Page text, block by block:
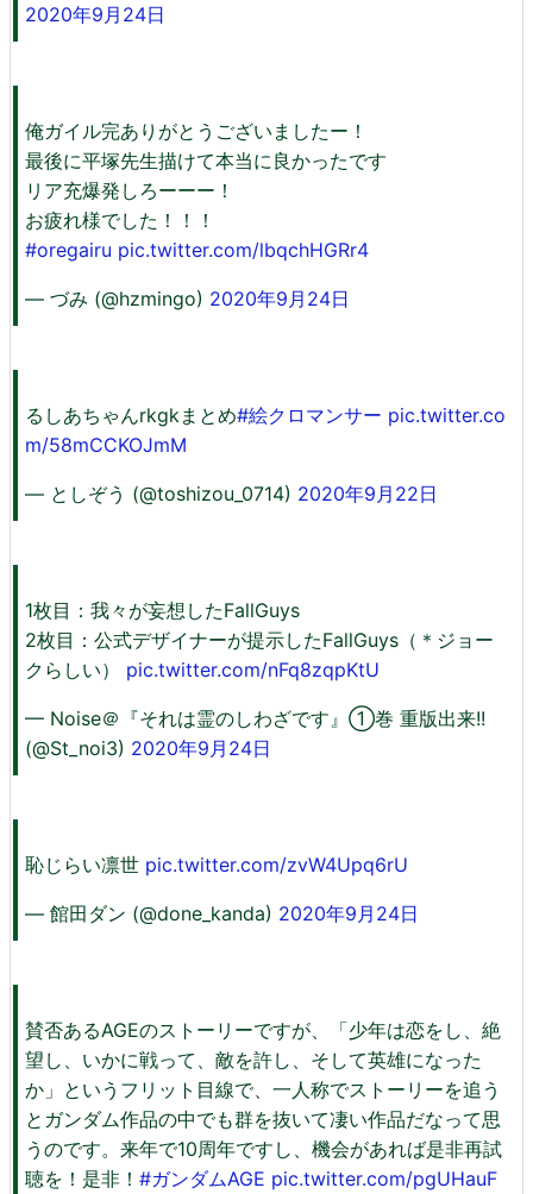
2020年9月24日
俺ガイル完ありがとうございましたー！
最後に平塚先生描けて本当に良かったです
リア充爆発しろーーー！
お疲れ様でした！！！
#oregairu pic.twitter.com/lbqchHGRr4
— づみ (@hzmingo) 2020年9月24日
るしあちゃんrkgkまとめ#絵クロマンサー pic.twitter.co
m/58mCCKOJmM
— としぞう (@toshizou_0714) 2020年9月22日
1枚目：我々が妄想したFallGuys
2枚目：公式デザイナーが提示したFallGuys（＊ジョー
クらしい） pic.twitter.com/nFq8zqpKtU
— Noise＠『それは霊のしわざです』①巻 重版出来!!
(@St_noi3) 2020年9月24日
恥じらい凛世 pic.twitter.com/zvW4Upq6rU
— 館田ダン (@done_kanda) 2020年9月24日
賛否あるAGEのストーリーですが、「少年は恋をし、絶
望し、いかに戦って、敵を許し、そして英雄になった
か」というフリット目線で、一人称でストーリーを追う
とガンダム作品の中でも群を抜いて凄い作品だなって思
うのです。来年で10周年ですし、機会があれば是非再試
聴を！是非！ #ガンダムAGE pic.twitter.com/pgUHauF